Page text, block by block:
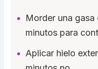
Morder una
minutos para
Aplicar hielo